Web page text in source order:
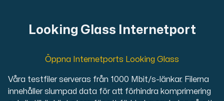
Dedikerade servrar
En dedikerad server ger dig som kund maximal kraft.
Looking Glass Internetport
Öppna Internetports Looking Glass
Våra testfiler serveras från 1000 Mbit/s-länkar. Filerna
innehåller slumpad data för att förhindra komprimering